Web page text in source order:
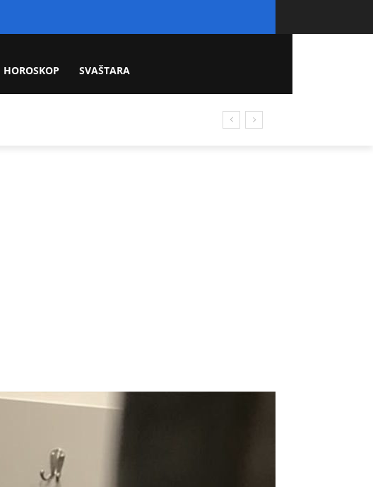
HOROSKOP SVAŠTARA